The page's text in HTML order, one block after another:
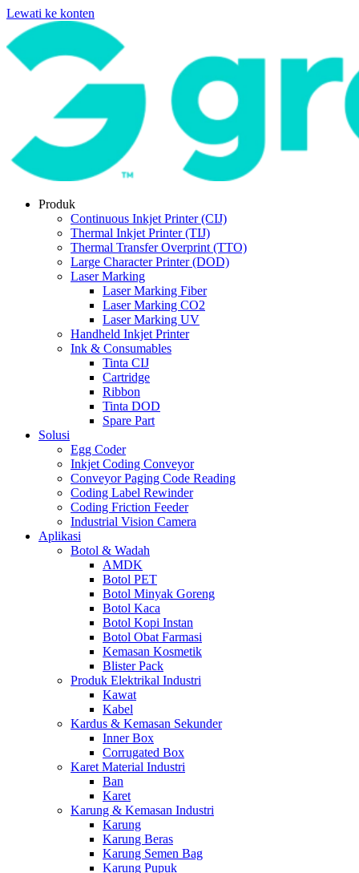
Lewati ke konten
Produk
Continuous Inkjet Printer (CIJ)
Thermal Inkjet Printer (TIJ)
Thermal Transfer Overprint (TTO)
Large Character Printer (DOD)
Laser Marking
Laser Marking Fiber
Laser Marking CO2
Laser Marking UV
Handheld Inkjet Printer
Ink & Consumables
Tinta CIJ
Cartridge
Ribbon
Tinta DOD
Spare Part
Solusi
Egg Coder
Inkjet Coding Conveyor
Conveyor Paging Code Reading
Coding Label Rewinder
Coding Friction Feeder
Industrial Vision Camera
Aplikasi
Botol & Wadah
AMDK
Botol PET
Botol Minyak Goreng
Botol Kaca
Botol Kopi Instan
Botol Obat Farmasi
Kemasan Kosmetik
Blister Pack
Produk Elektrikal Industri
Kawat
Kabel
Kardus & Kemasan Sekunder
Inner Box
Corrugated Box
Karet Material Industri
Ban
Karet
Karung & Kemasan Industri
Karung
Karung Beras
Karung Semen Bag
Karung Pupuk